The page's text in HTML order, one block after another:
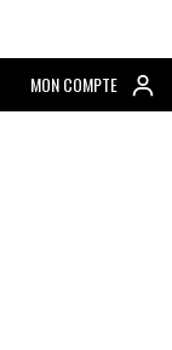
MON COMPTE